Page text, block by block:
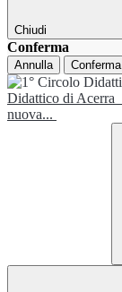
Chiudi
Conferma
Annulla Conferma
Didattico di Acerra
nuova...